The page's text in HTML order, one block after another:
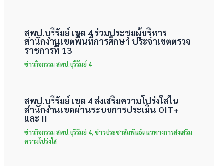
สพป.บุรีรัมย์ เขต 4 ร่วมประชุมผู้บริหาร
สำนักงานเขตพื้นที่การศึกษา ประจำเขตตรวจ
ราชการที่ 13
ข่าวกิจกรรม สพป.บุรีรัมย์ 4
สพป.บุรีรัมย์ เขต 4 ส่งเสริมความโปร่งใสใน
สำนักงานเขตผ่านระบบการประเมิน OIT+
และ II
ข่าวกิจกรรม สพป.บุรีรัมย์ 4, ข่าวประชาสัมพันธ์แนวทางการส่งเสริม
ความโปร่งใส